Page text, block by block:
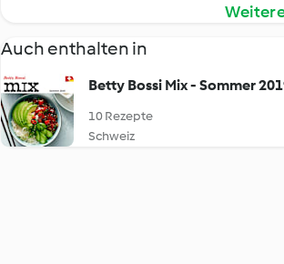
Auch enthalten in
Betty Bossi Mix - Sommer
10 Rezepte
Schweiz